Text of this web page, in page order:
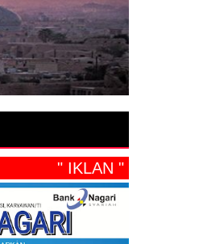
" IKLAN "